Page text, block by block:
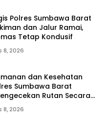
Polres Sumbawa Barat
dan Jalur Ramai,
Tetap Kondusif
8, 2026
dan Kesehatan
Sumbawa Barat
Rutan Secara
8, 2026